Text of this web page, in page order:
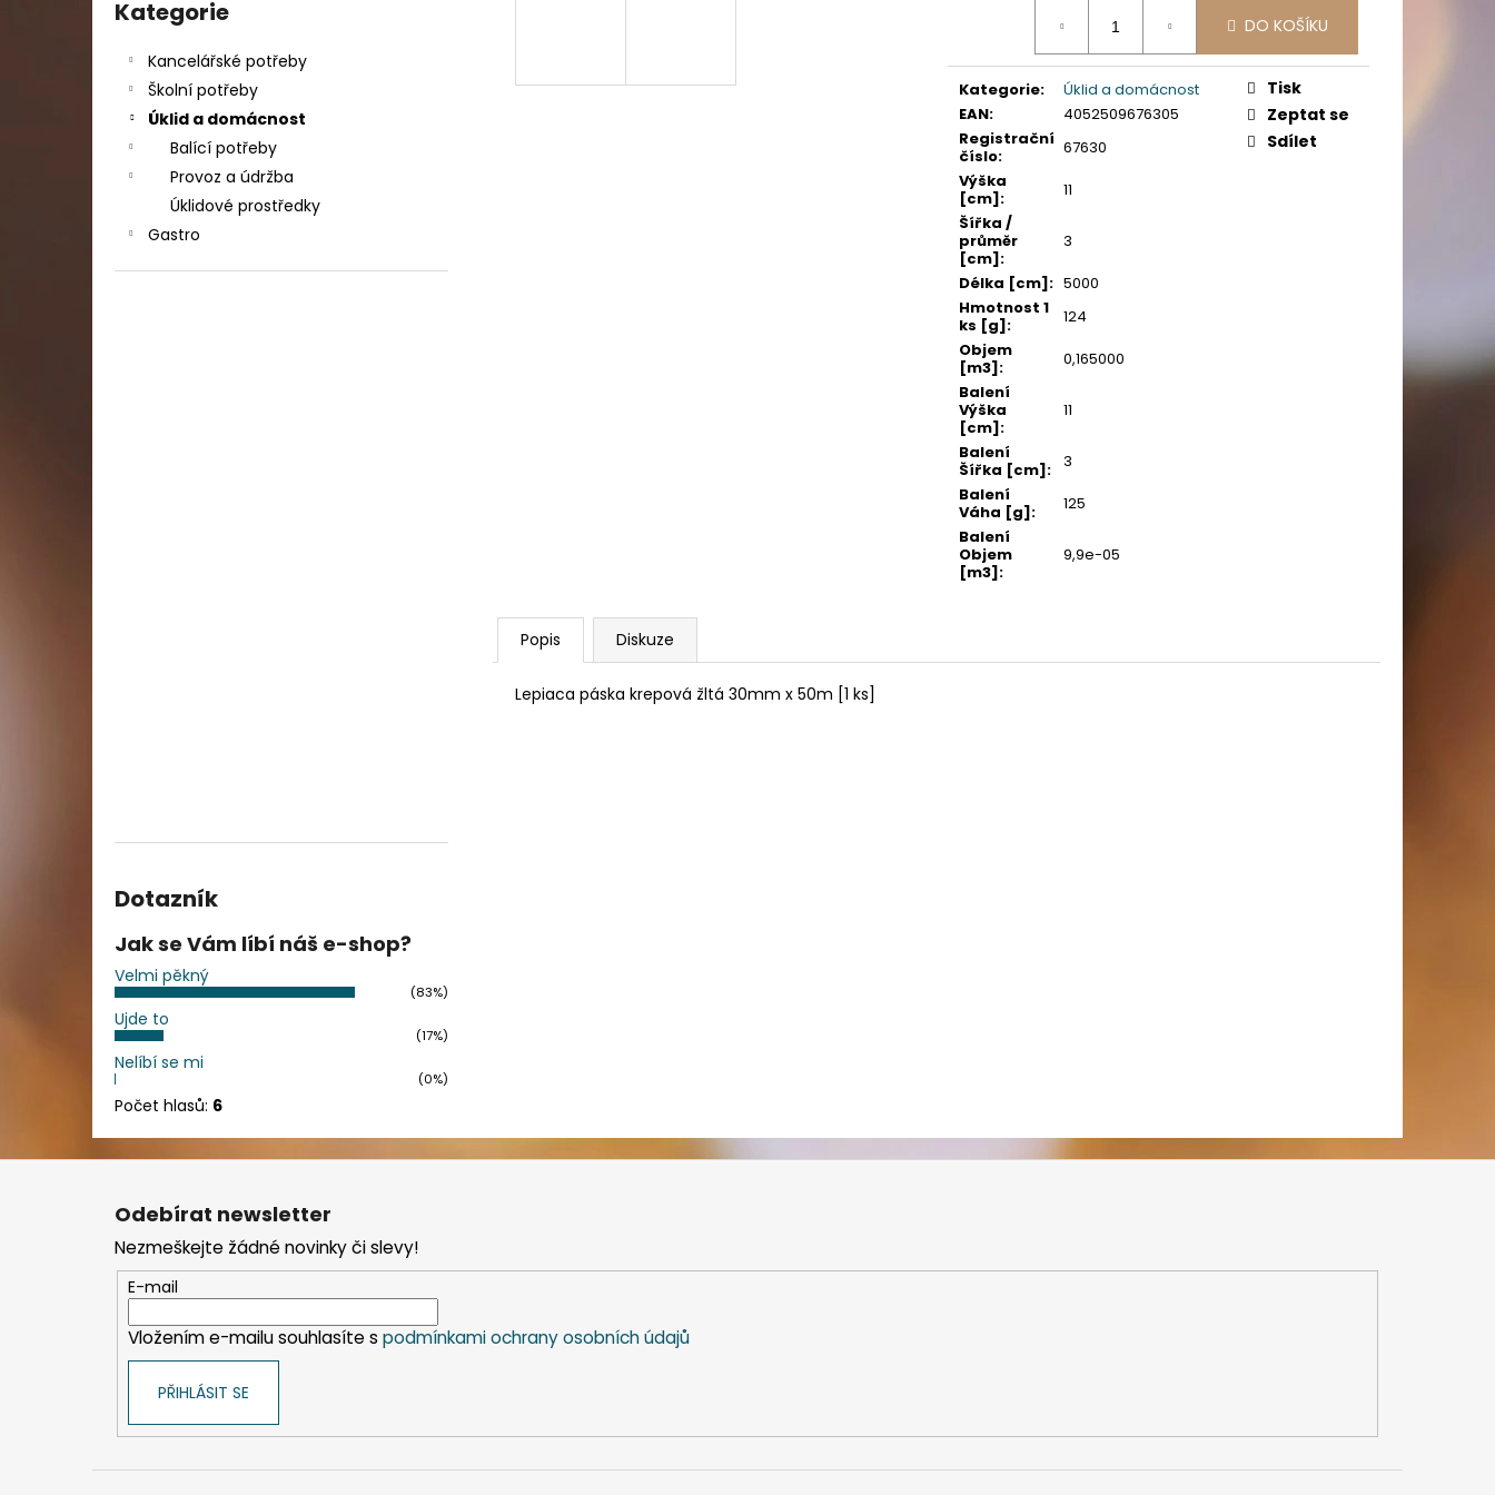
kategorie
Kategorie
Kancelářské potřeby
Školní potřeby
Úklid a domácnost
Balící potřeby
Provoz a údržba
Úklidové prostředky
Gastro
Dotazník
Jak se Vám líbí náš e-shop?
Velmi pěkný
(83%)
Ujde to
(17%)
Nelíbí se mi
(0%)
Počet hlasů: 6
DO KOŠÍKU
Kategorie:
Úklid a domácnost
EAN:
4052509676305
Registrační
číslo:
67630
Výška
[cm]:
11
Šířka /
průměr
[cm]:
3
Délka [cm]: 5000
Hmotnost 1
ks [g]:
124
Objem
[m3]:
0,165000
Balení
Výška
[cm]:
11
Balení
Šířka [cm]: 3
Balení
Váha [g]:
125
Balení
Objem
[m3]:
9,9e-05
Tisk
Zeptat se
Sdílet
Popis Diskuze
Lepiaca páska krepová žltá 30mm x 50m [1 ks]
DAHLE LAMINÁTOR 70103, A3, 2 VÁLCE
Původně: 2 667 Kč
ETIKETY SAMOLEPICÍ 70X37 MM POTISK
Z
Odebírat newsletter
Nezmeškejte žádné novinky či slevy!
E-mail
Vložením e-mailu souhlasíte s podmínkami ochrany osobních údajů
PŘIHLÁSIT SE